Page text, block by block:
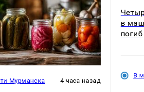
Мурманска 4 часа назад
в
погиб
В